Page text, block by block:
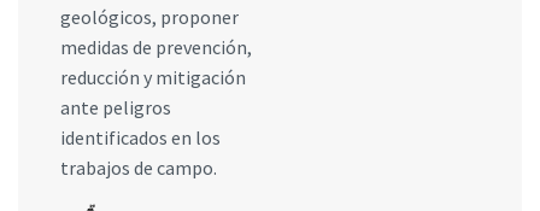
geológicos, proponer
medidas de prevención,
reducción y mitigación
ante peligros
identificados en los
trabajos de campo.